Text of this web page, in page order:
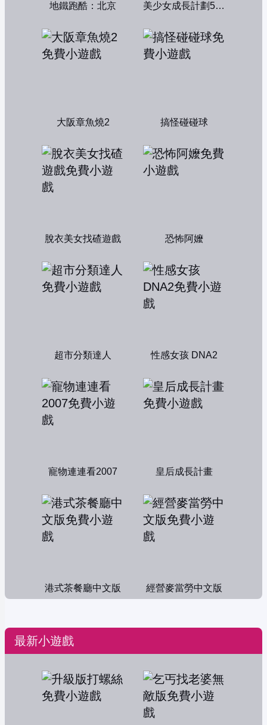
地鐵跑酷：北京 美少女成長計劃5.2中文版
大阪章魚燒2 搞怪碰碰球
脫衣美女找碴遊戲 恐怖阿嬤
超市分類達人 性感女孩 DNA2
寵物連連看2007 皇后成長計畫
港式茶餐廳中文版 經營麥當勞中文版
最新小遊戲